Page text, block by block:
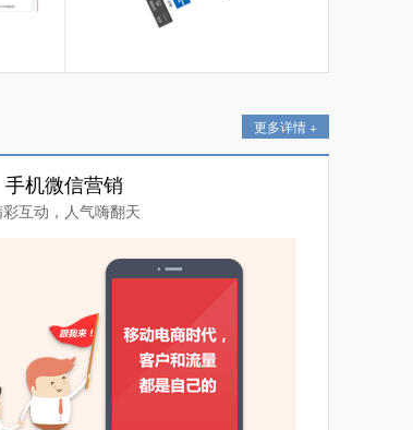
更多详情 +
手机微信营销
互动，人气嗨翻天